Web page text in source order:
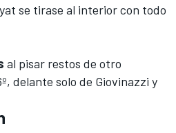
se tirase al interior con todo
al pisar restos de otro
delante solo de Giovinazzi y